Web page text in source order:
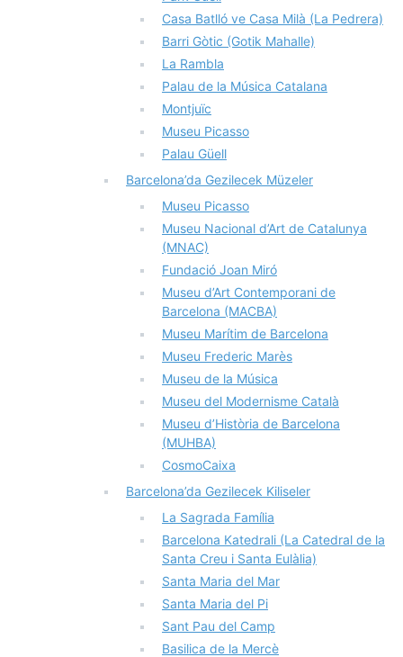
Casa Batlló ve Casa Milà (La Pedrera)
Barri Gòtic (Gotik Mahalle)
La Rambla
Palau de la Música Catalana
Montjuïc
Museu Picasso
Palau Güell
Barcelona’da Gezilecek Müzeler
Museu Picasso
Museu Nacional d’Art de Catalunya
(MNAC)
Fundació Joan Miró
Museu d’Art Contemporani de
Barcelona (MACBA)
Museu Marítim de Barcelona
Museu Frederic Marès
Museu de la Música
Museu del Modernisme Català
Museu d’Història de Barcelona
(MUHBA)
CosmoCaixa
Barcelona’da Gezilecek Kiliseler
La Sagrada Família
Barcelona Katedrali (La Catedral de la
Santa Creu i Santa Eulàlia)
Santa Maria del Mar
Santa Maria del Pi
Sant Pau del Camp
Basilica de la Mercè